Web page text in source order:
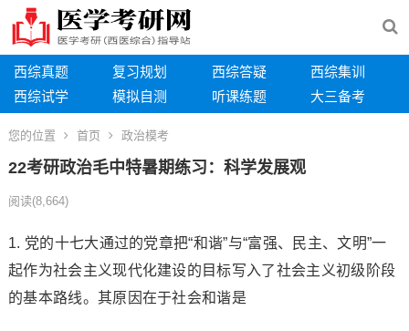
西综真题 复习规划 西综答疑
西综集训
西综试学
模拟自测 听课练题 大三备考
您的位置 首页 政治模考
22考研政治毛中特暑期练习：科学发展观
阅读(8,664)
1. 党的十七大通过的党章把“和谐”与“富强、民主、文明”一
起作为社会主义现代化建设的目标写入了社会主义初级阶段
的基本路线。其原因在于社会和谐是